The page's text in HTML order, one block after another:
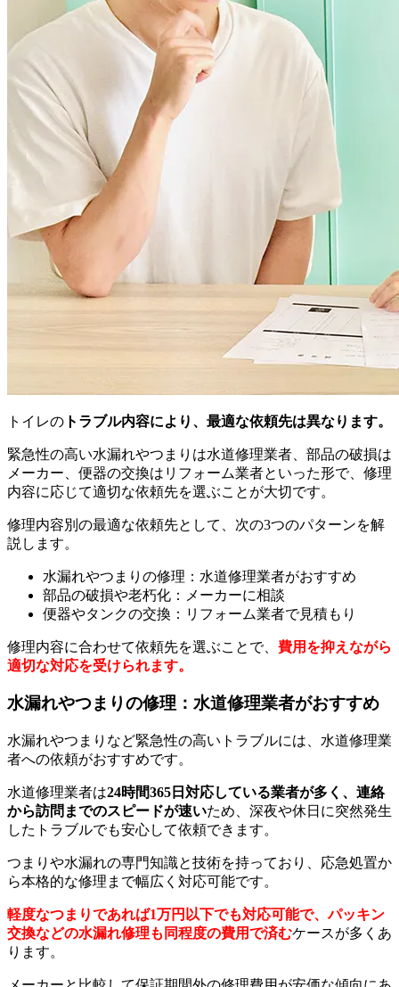
トイレの トラブル内容により、最適な依頼先は異なります。
緊急性の高い水漏れやつまりは水道修理業者、部品の破損は
メーカー、便器の交換はリフォーム業者といった形で、修理
内容に応じて適切な依頼先を選ぶことが大切です。
修理内容別の最適な依頼先として、次の3つのパターンを解
説します。
水漏れやつまりの修理：水道修理業者がおすすめ
部品の破損や老朽化：メーカーに相談
便器やタンクの交換：リフォーム業者で見積もり
修理内容に合わせて依頼先を選ぶことで、 費用を抑えながら
適切な対応を受けられます。
水漏れやつまりの修理：水道修理業者がおすすめ
水漏れやつまりなど緊急性の高いトラブルには、水道修理業
者への依頼がおすすめです。
水道修理業者は24時間365日対応している業者が多く、連絡
から訪問までのスピードが速いため、深夜や休日に突然発生
したトラブルでも安心して依頼できます。
つまりや水漏れの専門知識と技術を持っており、応急処置か
ら本格的な修理まで幅広く対応可能です。
軽度なつまりであれば1万円以下でも対応可能で、パッキン
交換などの水漏れ修理も同程度の費用で済むケースが多くあ
ります。